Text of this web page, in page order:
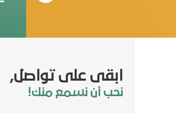
ابقى على تواصل,
نحب أن نسمع منك!